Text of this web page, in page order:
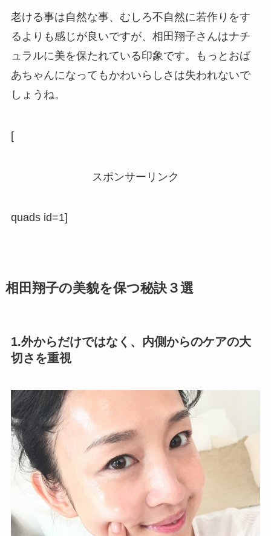
老ける事は自然な事、むしろ不自然に若作りをす
るよりも感じが良いですが、相田翔子さんはナチ
ュラルに美を保たれている印象です。もっとおば
あちゃんになってもかわいらしさは失われないで
しょうね。
[
スポンサーリンク
quads id=1]
相田翔子の美貌を保つ秘訣３選
1.外からだけではなく、内側からのケアの大
切さ を重視